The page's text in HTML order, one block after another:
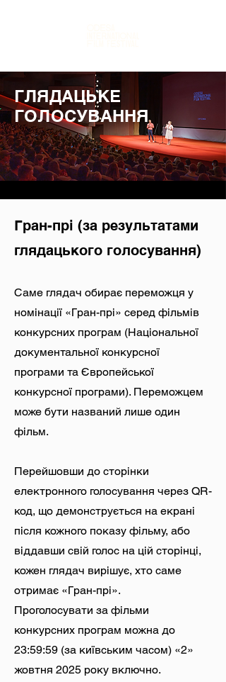
ГЛЯДАЦЬКЕ
ГОЛОСУВАННЯ
Гран-прі (за результатами
глядацького голосування)
Саме глядач обирає переможця у
номінації «Гран-прі» серед фільмів
конкурсних програм (Національної
документальної конкурсної
програми та Європейської
конкурсної програми). Переможцем
може бути названий лише один
фільм.
Перейшовши до сторінки
електронного голосування через QR-
код, що демонструється на екрані
після кожного показу фільму, або
віддавши свій голос на цій сторінці,
кожен глядач вирішує, хто саме
отримає «Гран-прі».
Проголосувати за фільми
конкурсних програм можна до
23:59:59 (за київським часом) «2»
жовтня 2025 року включно.